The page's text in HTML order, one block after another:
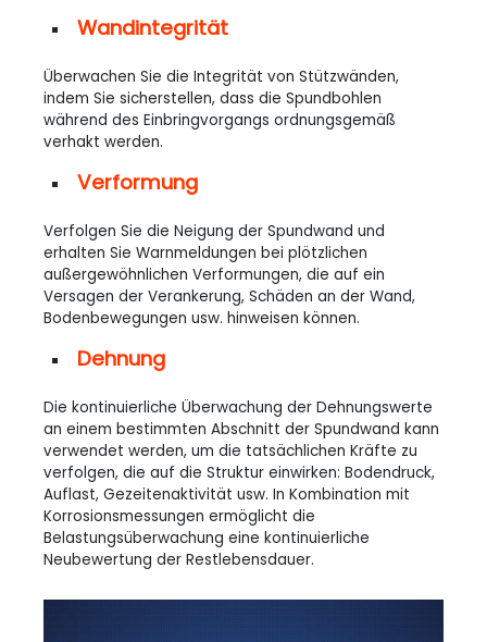
Wandintegrität
Überwachen Sie die Integrität von Stützwänden,
indem Sie sicherstellen, dass die Spundbohlen
während des Einbringvorgangs ordnungsgemäß
verhakt werden.
Verformung
Verfolgen Sie die Neigung der Spundwand und
erhalten Sie Warnmeldungen bei plötzlichen
außergewöhnlichen Verformungen, die auf ein
Versagen der Verankerung, Schäden an der Wand,
Bodenbewegungen usw. hinweisen können.
Dehnung
Die kontinuierliche Überwachung der Dehnungswerte
an einem bestimmten Abschnitt der Spundwand kann
verwendet werden, um die tatsächlichen Kräfte zu
verfolgen, die auf die Struktur einwirken: Bodendruck,
Auflast, Gezeitenaktivität usw. In Kombination mit
Korrosionsmessungen ermöglicht die
Belastungsüberwachung eine kontinuierliche
Neubewertung der Restlebensdauer.